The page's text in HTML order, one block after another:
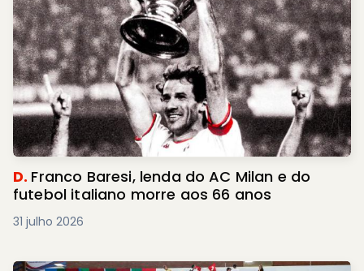
D. Franco Baresi, lenda do AC Milan e do
futebol italiano morre aos 66 anos
31 julho 2026